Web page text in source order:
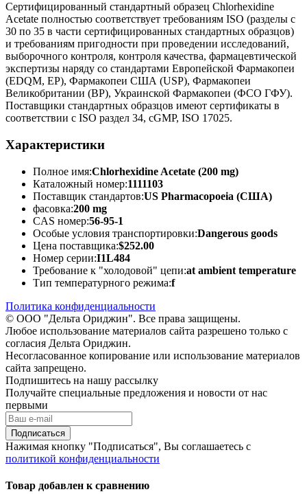
Сертифицированный стандартный образец Chlorhexidine
Acetate полностью соответствует требованиям ISO (разделы с
30 по 35 в части сертифицированных стандартных образцов)
и требованиям пригодности при проведении исследований,
выборочного контроля, контроля качества, фармацевтической
экспертизы наряду со стандартами Европейской Фармакопеи
(EDQM, EP), Фармакопеи США (USP), Фармакопеи
Великобритании (BP), Украинской Фармакопеи (ФСО ГФУ).
Поставщики стандартных образцов имеют сертификаты в
соответствии с ISO раздел 34, cGMP, ISO 17025.
Характеристики
Полное имя:Chlorhexidine Acetate (200 mg)
Каталожный номер:1111103
Поставщик стандартов:US Pharmacopoeia (США)
фасовка:200 mg
CAS номер:56-95-1
Особые условия транспортировки:Dangerous goods
Цена поставщика:$252.00
Номер серии:I1L484
Требование к "холодовой" цепи:at ambient temperature
Тип температурного режима:f
Политика конфиденциальности
© ООО "Дельта Ориджин". Все права защищены.
Любое использование материалов сайта разрешено только с
согласия Дельта Ориджин.
Несогласованное копирование или использование материалов
сайта запрещено.
Подпишитесь на нашу рассылку
Получайте специальные предложения и новости от нас
первыми
Подписаться
Нажимая кнопку "Подписаться", Вы соглашаетесь с
политикой конфиденциальности
Товар добавлен к сравнению